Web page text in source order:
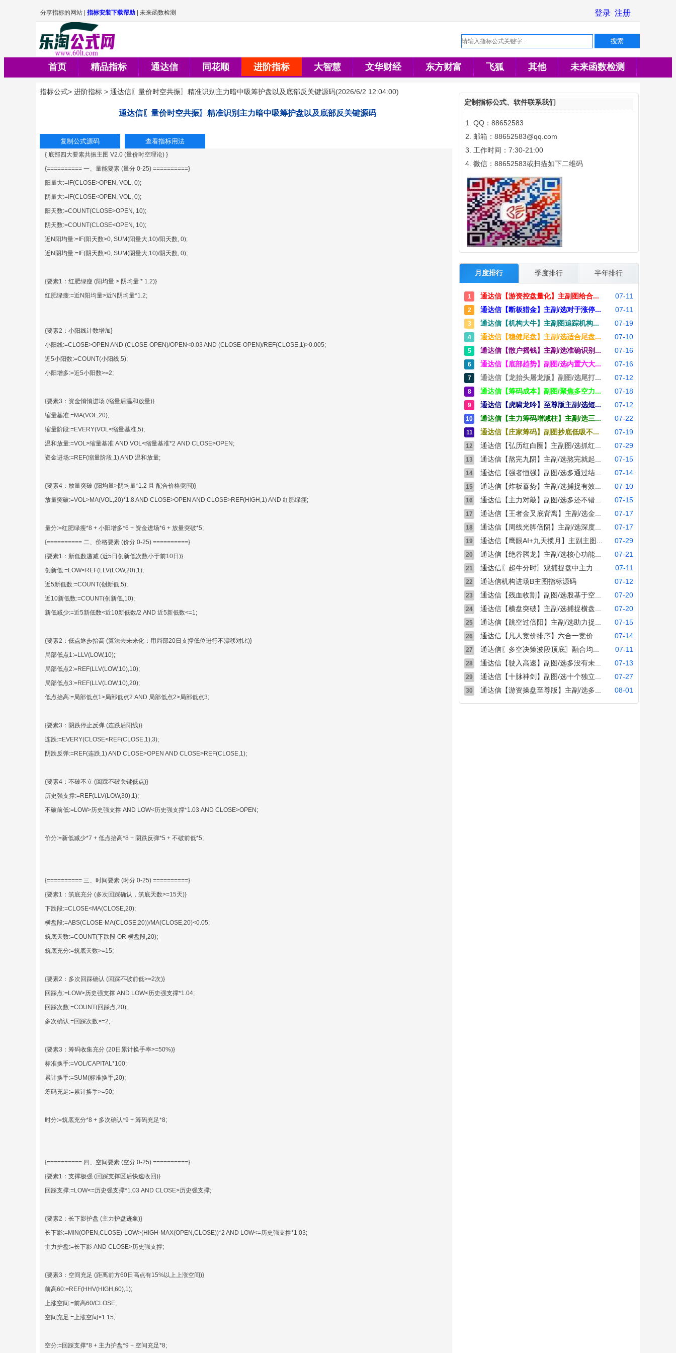
首页 精品指标 通达信 同花顺 进阶指标 大智慧 文华财经 东方财富 飞狐 其他 未来函数检测
指标公式> 进阶指标 > 通达信〖量价时空共振〗精准识别主力暗中吸筹护盘以及底部反关键源码(2026/6/2 12:04:00)
通达信〖量价时空共振〗精准识别主力暗中吸筹护盘以及底部反关键源码
{ 底部四大要素共振主图 V2.0 (量价时空理论) }
{========== 一、量能要素 (量分 0-25) ==========}
阳量大:=IF(CLOSE>OPEN, VOL, 0);
阴量大:=IF(CLOSE<OPEN, VOL, 0);
阳天数:=COUNT(CLOSE>OPEN, 10);
阴天数:=COUNT(CLOSE<OPEN, 10);
近N阳均量:=IF(阳天数>0, SUM(阳量大,10)/阳天数, 0);
近N阴均量:=IF(阴天数>0, SUM(阴量大,10)/阴天数, 0);
{要素1：红肥绿瘦 (阳均量 > 阴均量 * 1.2)}
红肥绿瘦:=近N阳均量>近N阴均量*1.2;
{要素2：小阳线计数增加}
小阳线:=CLOSE>OPEN AND (CLOSE-OPEN)/OPEN<0.03 AND (CLOSE-OPEN)/REF(CLOSE,1)>0.005;
近5小阳数:=COUNT(小阳线,5);
小阳增多:=近5小阳数>=2;
{要素3：资金悄悄进场 (缩量后温和放量)}
缩量基准:=MA(VOL,20);
缩量阶段:=EVERY(VOL<缩量基准,5);
温和放量:=VOL>缩量基准 AND VOL<缩量基准*2 AND CLOSE>OPEN;
资金进场:=REF(缩量阶段,1) AND 温和放量;
{要素4：放量突破 (阳均量>阴均量*1.2 且 配合价格突围)}
放量突破:=VOL>MA(VOL,20)*1.8 AND CLOSE>OPEN AND CLOSE>REF(HIGH,1) AND 红肥绿瘦;
量分:=红肥绿瘦*8 + 小阳增多*6 + 资金进场*6 + 放量突破*5;
{========== 二、价格要素 (价分 0-25) ==========}
{要素1：新低数递减 (近5日创新低次数小于前10日)}
创新低:=LOW<REF(LLV(LOW,20),1);
近5新低数:=COUNT(创新低,5);
近10新低数:=COUNT(创新低,10);
新低减少:=近5新低数<近10新低数/2 AND 近5新低数<=1;
{要素2：低点逐步抬高 (算法去未来化：用局部20日支撑低位进行不漂移对比)}
局部低点1:=LLV(LOW,10);
局部低点2:=REF(LLV(LOW,10),10);
局部低点3:=REF(LLV(LOW,10),20);
低点抬高:=局部低点1>局部低点2 AND 局部低点2>局部低点3;
{要素3：阴跌停止反弹 (连跌后阳线)}
连跌:=EVERY(CLOSE<REF(CLOSE,1),3);
阴跌反弹:=REF(连跌,1) AND CLOSE>OPEN AND CLOSE>REF(CLOSE,1);
{要素4：不破不立 (回踩不破关键低点)}
历史强支撑:=REF(LLV(LOW,30),1);
不破前低:=LOW>历史强支撑 AND LOW<历史强支撑*1.03 AND CLOSE>OPEN;
价分:=新低减少*7 + 低点抬高*8 + 阴跌反弹*5 + 不破前低*5;
{========== 三、时间要素 (时分 0-25) ==========}
{要素1：筑底充分 (多次回踩确认，筑底天数>=15天)}
下跌段:=CLOSE<MA(CLOSE,20);
横盘段:=ABS(CLOSE-MA(CLOSE,20))/MA(CLOSE,20)<0.05;
筑底天数:=COUNT(下跌段 OR 横盘段,20);
筑底充分:=筑底天数>=15;
{要素2：多次回踩确认 (回踩不破前低>=2次)}
回踩点:=LOW>历史强支撑 AND LOW<历史强支撑*1.04;
回踩次数:=COUNT(回踩点,20);
多次确认:=回踩次数>=2;
{要素3：筹码收集充分 (20日累计换手率>=50%)}
标准换手:=VOL/CAPITAL*100;
累计换手:=SUM(标准换手,20);
筹码充足:=累计换手>=50;
时分:=筑底充分*8 + 多次确认*9 + 筹码充足*8;
{========== 四、空间要素 (空分 0-25) ==========}
{要素1：支撑极强 (回踩支撑区后快速收回)}
回踩支撑:=LOW<=历史强支撑*1.03 AND CLOSE>历史强支撑;
{要素2：长下影护盘 (主力护盘迹象)}
长下影:=MIN(OPEN,CLOSE)-LOW>(HIGH-MAX(OPEN,CLOSE))*2 AND LOW<=历史强支撑*1.03;
主力护盘:=长下影 AND CLOSE>历史强支撑;
{要素3：空间充足 (距离前方60日高点有15%以上上涨空间)}
前高60:=REF(HHV(HIGH,60),1);
上涨空间:=前高60/CLOSE;
空间充足:=上涨空间>1.15;
空分:=回踩支撑*8 + 主力护盘*9 + 空间充足*8;
定制指标公式、软件联系我们
QQ：88652583
邮箱：88652583@qq.com
工作时间：7:30-21:00
微信：88652583或扫描如下二维码
月度排行 季度排行 半年排行
1 通达信【游资控盘量化】主副图给合... 07-11
2 通达信【断板猎金】主副/选对于涨停... 07-11
3 通达信【机构大牛】主副图追踪机构... 07-19
4 通达信【稳健尾盘】主副/选适合尾盘... 07-10
5 通达信【散户摇钱】主副/选准确识别... 07-16
6 通达信【底部趋势】副图/选内置六大... 07-16
7 通达信【龙抬头屠龙版】副图/选尾打... 07-12
8 通达信【筹码成本】副图/聚焦多空力... 07-18
9 通达信【虎啸龙吟】至尊版主副/选短... 07-12
10 通达信【主力筹码增减柱】主副/选三... 07-22
11 通达信【庄家筹码】副图抄底低吸不... 07-19
12 通达信【弘历红白圈】主副图/选抓红... 07-29
13 通达信【熬完九阴】主副/选熬完就起... 07-15
14 通达信【强者恒强】副图/选多通过结... 07-14
15 通达信【炸板蓄势】主副/选捕捉有效... 07-10
16 通达信【主力对敲】副图/选多还不错... 07-15
17 通达信【王者金叉底背离】主副/选金... 07-17
18 通达信【周线光脚倍阴】主副/选深度... 07-17
19 通达信【鹰眼AI+九天揽月】主副主图... 07-29
20 通达信【绝谷腾龙】主副/选核心功能... 07-21
21 通达信〖超牛分时〗观捕捉盘中主力... 07-11
22 通达信机构进场B主图指标源码 07-12
23 通达信【残血收割】副图/选股基于空... 07-20
24 通达信【横盘突破】主副/选捕捉横盘... 07-20
25 通达信【跳空过倍阳】主副/选助力捉... 07-15
26 通达信【凡人竞价排序】六合一竞价... 07-14
27 通达信〖多空决策波段顶底〗融合均... 07-11
28 通达信【驶入高速】副图/选多没有未... 07-13
29 通达信【十脉神剑】副图/选十个独立... 07-27
30 通达信【游资操盘至尊版】主副/选多... 08-01